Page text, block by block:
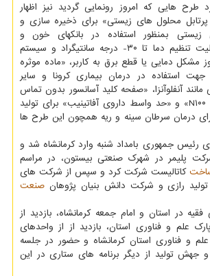
طرح هایی که امروز رونمایی گردید نیز اظهار
محلول های زیستی» برای ذخیره سازی و
زیستی بمنظور استفاده در بانکهای خون و
بیمارستان ها با قابلیت تنظیم دما تا ۳۰- درجه سانتیگراد و سیستم
مشکل دمایی یا قطع برق به کاربر، «ماده موثره
جهت استفاده در درمان بیماری کرونا و سایر
آنفلوآنزا، «صفحه کلید آسانسور بدون تماس
N۱۰۰» و «حد واسط داروی آفاتینیب» برای تولید
درمان سرطان سینه و ریه همچون این طرح ها
رئیس جمهوری بامداد شنبه وارد کرمانشاه شد و
پلیمر در شهرک صنعتی بیستون، در مراسم
کاتالیست شرکت کرد و سپس از شرکت های
رازی و شرکت دانش بنیان پژوهان صنعت
فقیه در استان و امام جمعه کرمانشاه، بازدید از
علم و فناوری استان، بازدید از از واحدهای
و فناوری استان کرمانشاه و حضور در جلسه
و جهش تولید از دیگر برنامه های ستاری در این